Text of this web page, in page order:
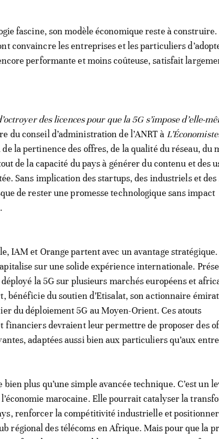
fascine, son modèle économique reste à construire.
convaincre les entreprises et les particuliers
performante et moins coûteuse, satisfait
des licences pour que la 5G s’impose d’elle-
du conseil d’administration de l’ANRT à L’Économiste
la pertinence des offres, de la qualité du réseau, du
de la capacité du pays à générer du contenu et des
Sans implication des startups, des industriels et des
de rester une promesse technologique sans impact
IAM et Orange partent avec un avantage stratégique.
sur une solide expérience internationale.
la 5G sur plusieurs marchés européens et
bénéficie du soutien d’Etisalat, son actionnaire
du déploiement 5G au Moyen-Orient. Ces atouts
financiers devraient leur permettre de proposer des
adaptées aussi bien aux particuliers qu’aux
bien plus qu’une simple avancée technique. C’est un
marocaine. Elle pourrait catalyser la
renforcer la compétitivité industrielle et
régional des télécoms en Afrique. Mais pour que la